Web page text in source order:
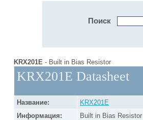
Поиск
KRX201E - Built in Bias Resistor
KRX201E Datasheet
Название:
KRX201E
Информация:
Built in Bias Resistor